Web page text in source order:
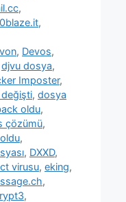
,
,
, Devos,
djvu dosya,
Imposter,
değişti, dosya
oldu,
çözümü,
,
, DXXD,
virusu, eking,
,
,